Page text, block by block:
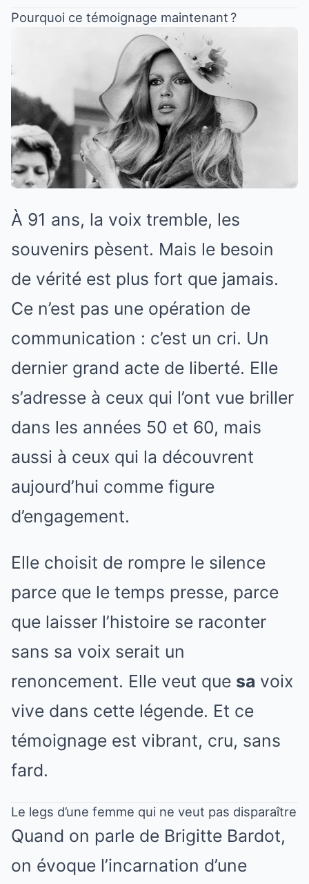
Pourquoi ce témoignage maintenant ?
À 91 ans, la voix tremble, les
souvenirs pèsent. Mais le besoin
de vérité est plus fort que jamais.
Ce n’est pas une opération de
communication : c’est un cri. Un
dernier grand acte de liberté. Elle
s’adresse à ceux qui l’ont vue briller
dans les années 50 et 60, mais
aussi à ceux qui la découvrent
aujourd’hui comme figure
d’engagement.
Elle choisit de rompre le silence
parce que le temps presse, parce
que laisser l’histoire se raconter
sans sa voix serait un
renoncement. Elle veut que sa voix
vive dans cette légende. Et ce
témoignage est vibrant, cru, sans
fard.
Le legs d’une femme qui ne veut pas disparaître
Quand on parle de Brigitte Bardot,
on évoque l’incarnation d’une